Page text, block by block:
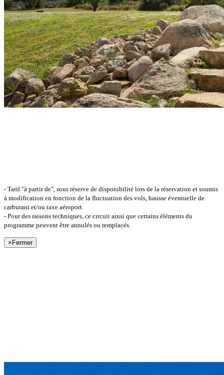
- Tarif "à partir de", sous réserve de disponibilité lors de la réservation et soumis
à modification en fonction de la fluctuation des vols, hausse éventuelle de
carburant et/ou taxe aéroport.
- Pour des raisons techniques, ce circuit ainsi que certains éléments du
programme peuvent être annulés ou remplacés.
× Fermer